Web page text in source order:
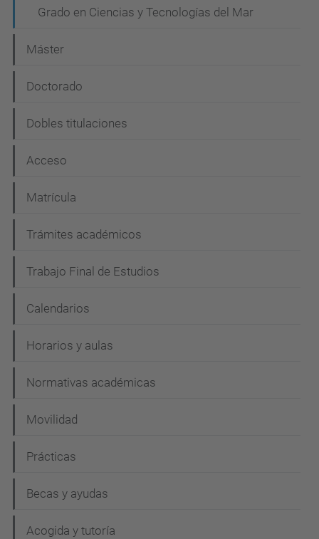
i
ó
Grado en Ciencias y Tecnologías del Mar
Máster
Doctorado
Dobles titulaciones
Acceso
Matrícula
Trámites académicos
Trabajo Final de Estudios
Calendarios
Horarios y aulas
Normativas académicas
Movilidad
Prácticas
Becas y ayudas
Acogida y tutoría